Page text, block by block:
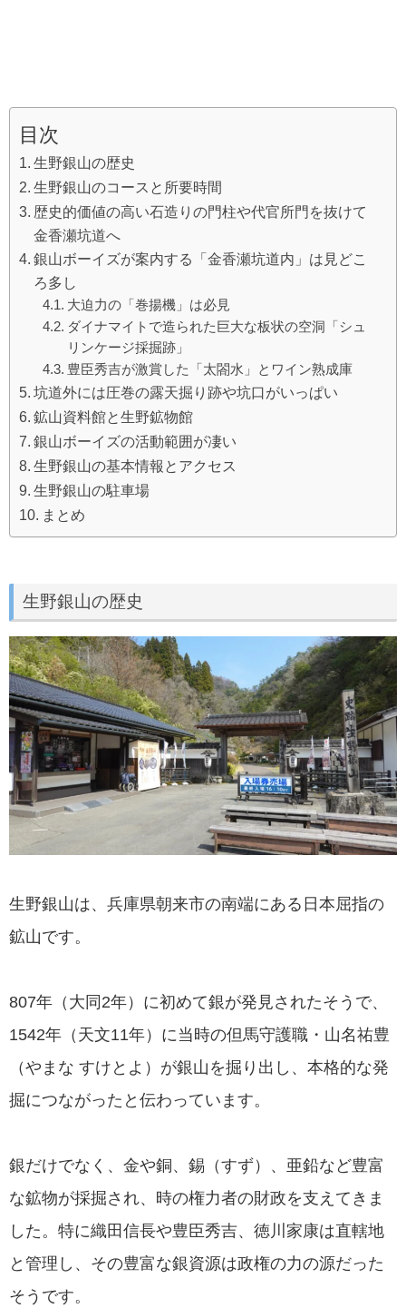
目次
生野銀山の歴史
生野銀山のコースと所要時間
歴史的価値の高い石造りの門柱や代官所門を抜けて
金香瀬坑道へ
銀山ボーイズが案内する「金香瀬坑道内」は見どこ
ろ多し
大迫力の「巻揚機」は必見
ダイナマイトで造られた巨大な板状の空洞「シュ
リンケージ採掘跡」
豊臣秀吉が激賞した「太閤水」とワイン熟成庫
坑道外には圧巻の露天掘り跡や坑口がいっぱい
鉱山資料館と生野鉱物館
銀山ボーイズの活動範囲が凄い
生野銀山の基本情報とアクセス
生野銀山の駐車場
まとめ
生野銀山の歴史
生野銀山は、兵庫県朝来市の南端にある日本屈指の
鉱山です。
807年（大同2年）に初めて銀が発見されたそうで、
1542年（天文11年）に当時の但馬守護職・山名祐豊
（やまな すけとよ）が銀山を掘り出し、本格的な発
掘につながったと伝わっています。
銀だけでなく、金や銅、錫（すず）、亜鉛など豊富
な鉱物が採掘され、時の権力者の財政を支えてきま
した。特に織田信長や豊臣秀吉、徳川家康は直轄地
と管理し、その豊富な銀資源は政権の力の源だった
そうです。